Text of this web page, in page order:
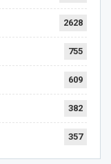
2628
755
609
382
357